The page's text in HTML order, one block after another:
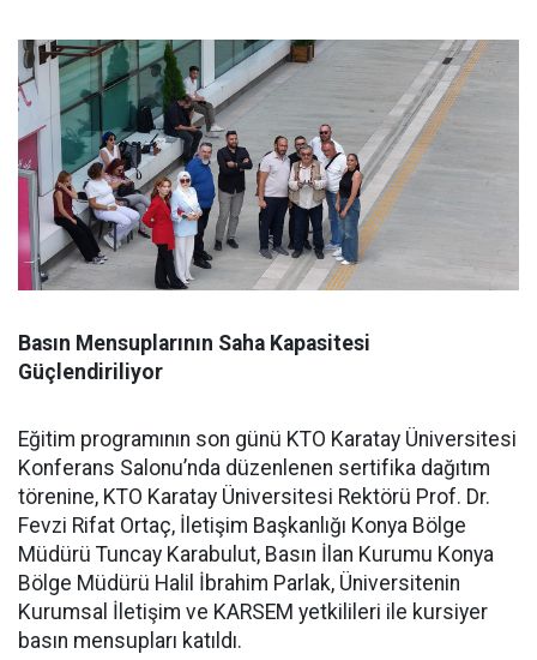
Basın Mensuplarının Saha Kapasitesi
Güçlendiriliyor
Eğitim programının son günü KTO Karatay Üniversitesi
Konferans Salonu’nda düzenlenen sertifika dağıtım
törenine, KTO Karatay Üniversitesi Rektörü Prof. Dr.
Fevzi Rifat Ortaç, İletişim Başkanlığı Konya Bölge
Müdürü Tuncay Karabulut, Basın İlan Kurumu Konya
Bölge Müdürü Halil İbrahim Parlak, Üniversitenin
Kurumsal İletişim ve KARSEM yetkilileri ile kursiyer
basın mensupları katıldı.